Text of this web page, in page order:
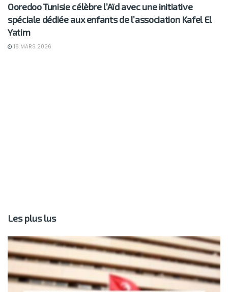
Ooredoo Tunisie célèbre l’Aïd avec une initiative
spéciale dédiée aux enfants de l’association Kafel El
Yatim
18 MARS 2026
Les plus lus